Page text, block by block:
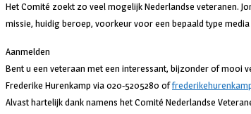
Het Comité zoekt zo veel mogelijk Nederlandse veteranen.
missie, huidig beroep, voorkeur voor een bepaald type
Aanmelden
Bent u een veteraan met een interessant, bijzonder of mooi
Frederike Hurenkamp via 020-5205280 of
Alvast hartelijk dank namens het Comité Nederlandse